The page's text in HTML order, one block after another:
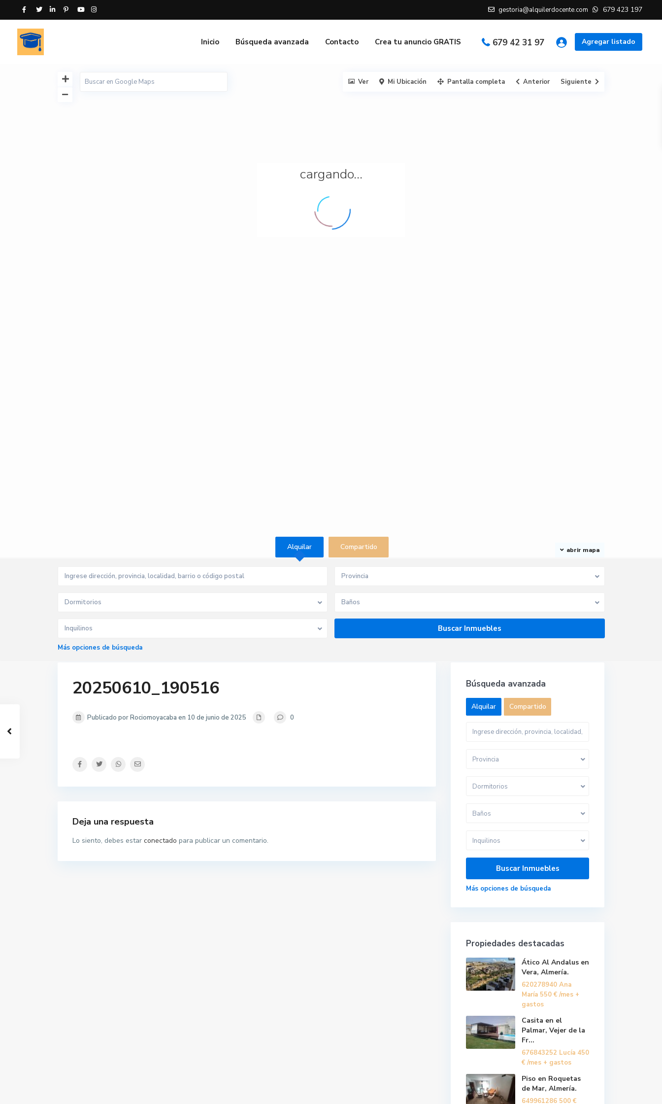
gestoria@alquilerdocente.com 679 423 197
Agregar listado
679 42 31 97
Inicio Búsqueda avanzada Contacto Crea tu anuncio GRATIS
cargando...
abrir mapa
Ver Mi Ubicación Pantalla completa Anterior Siguiente
Alquilar Compartido
Provincia
Dormitorios Baños
Inquilinos
Más opciones de búsqueda
20250610_190516
Publicado por Rociomoyacaba en 10 de junio de 2025 0
Deja una respuesta
Lo siento, debes estar conectado para publicar un comentario.
Búsqueda avanzada
Alquilar Compartido
Provincia
Dormitorios
Baños
Inquilinos
Más opciones de búsqueda
Propiedades destacadas
Ático Al Andalus en
Vera, Almería.
620278940 Ana
María 550 € /mes +
gastos
Casita en el
Palmar, Vejer de la
Fr...
676843252 Lucía 450
€ /mes + gastos
Piso en Roquetas
de Mar, Almería.
649961286 500 €